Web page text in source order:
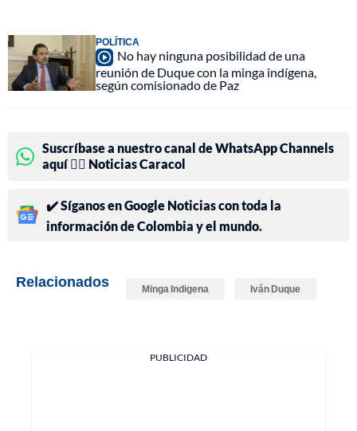
POLÍTICA
No hay ninguna posibilidad de una
reunión de Duque con la minga indígena,
según comisionado de Paz
Suscríbase a nuestro canal de WhatsApp Channels
aquí 👉🏻 Noticias Caracol
✔️ Síganos en Google Noticias con toda la
información de Colombia y el mundo.
Relacionados Minga Indigena Iván Duque
PUBLICIDAD